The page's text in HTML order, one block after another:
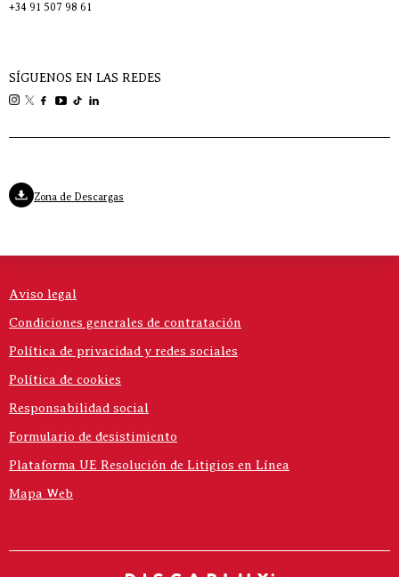
+34 91 507 98 61
SÍGUENOS EN LAS REDES
Zona de Descargas
Aviso legal
Condiciones generales de contratación
Política de privacidad y redes sociales
Política de cookies
Responsabilidad social
Formulario de desistimiento
Plataforma UE Resolución de Litigios en Línea
Mapa Web